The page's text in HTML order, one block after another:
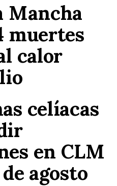
Mancha
muertes
calor
celíacas
en CLM
agosto